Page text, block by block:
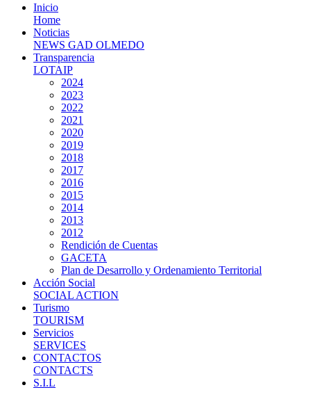
Inicio
Home
Noticias
NEWS GAD OLMEDO
Transparencia
LOTAIP
2024
2023
2022
2021
2020
2019
2018
2017
2016
2015
2014
2013
2012
Rendición de Cuentas
GACETA
Plan de Desarrollo y Ordenamiento Territorial
Acción Social
SOCIAL ACTION
Turismo
TOURISM
Servicios
SERVICES
CONTACTOS
CONTACTS
S.I.L